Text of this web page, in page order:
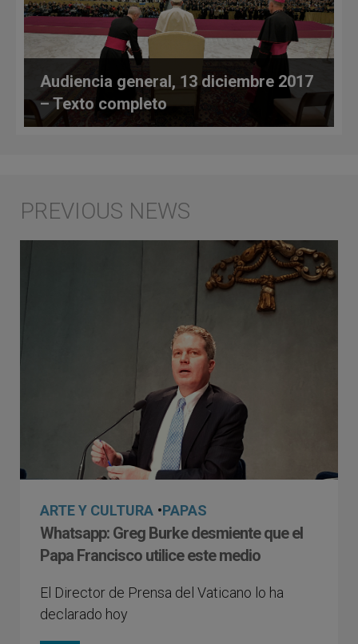
Audiencia general, 13 diciembre 2017
– Texto completo
ARTE Y CULTURA •PAPAS
Whatsapp: Greg Burke desmiente que el
Papa Francisco utilice este medio
El Director de Prensa del Vaticano lo ha
declarado hoy